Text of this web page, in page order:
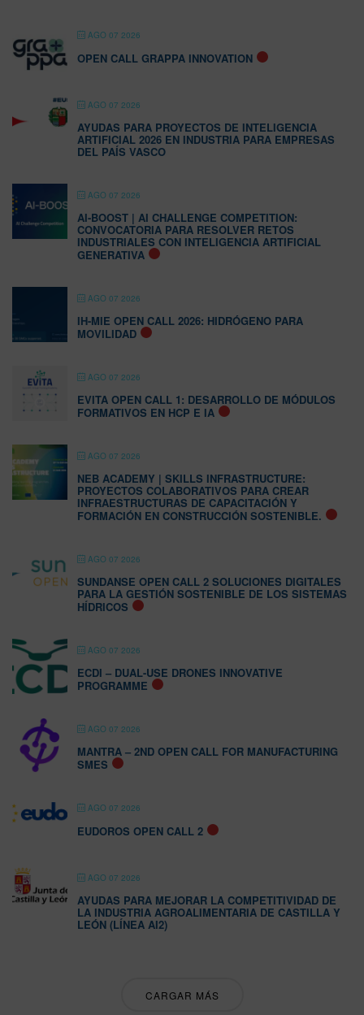
AGO 07 2026
OPEN CALL GRAPPA INNOVATION
AGO 07 2026
AYUDAS PARA PROYECTOS DE INTELIGENCIA
ARTIFICIAL 2026 EN INDUSTRIA PARA EMPRESAS
DEL PAÍS VASCO
AGO 07 2026
AI-BOOST | AI CHALLENGE COMPETITION:
CONVOCATORIA PARA RESOLVER RETOS
INDUSTRIALES CON INTELIGENCIA ARTIFICIAL
GENERATIVA
AGO 07 2026
IH-MIE OPEN CALL 2026: HIDRÓGENO PARA
MOVILIDAD
AGO 07 2026
EVITA OPEN CALL 1: DESARROLLO DE MÓDULOS
FORMATIVOS EN HCP E IA
AGO 07 2026
NEB ACADEMY | SKILLS INFRASTRUCTURE:
PROYECTOS COLABORATIVOS PARA CREAR
INFRAESTRUCTURAS DE CAPACITACIÓN Y
FORMACIÓN EN CONSTRUCCIÓN SOSTENIBLE.
AGO 07 2026
SUNDANSE OPEN CALL 2 SOLUCIONES DIGITALES
PARA LA GESTIÓN SOSTENIBLE DE LOS SISTEMAS
HÍDRICOS
AGO 07 2026
ECDI – DUAL-USE DRONES INNOVATIVE
PROGRAMME
AGO 07 2026
MANTRA – 2ND OPEN CALL FOR MANUFACTURING
SMES
AGO 07 2026
EUDOROS OPEN CALL 2
AGO 07 2026
AYUDAS PARA MEJORAR LA COMPETITIVIDAD DE
LA INDUSTRIA AGROALIMENTARIA DE CASTILLA Y
LEÓN (LÍNEA AI2)
CARGAR MÁS